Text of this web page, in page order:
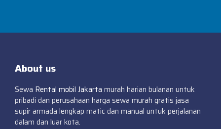
About us
Sewa Rental mobil Jakarta murah harian bulanan untuk
pribadi dan perusahaan harga sewa murah gratis jasa
supir armada lengkap matic dan manual untuk perjalanan
dalam dan luar kota.